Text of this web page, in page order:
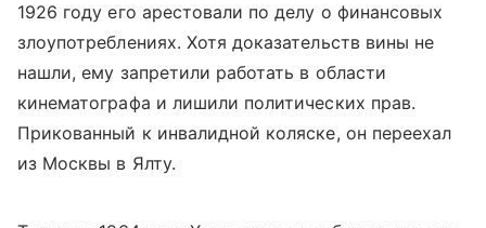
1926 году его арестовали по делу о финансовых
злоупотреблениях. Хотя доказательств вины не
нашли, ему запретили работать в области
кинематографа и лишили политических прав.
Прикованный к инвалидной коляске, он переехал
из Москвы в Ялту.